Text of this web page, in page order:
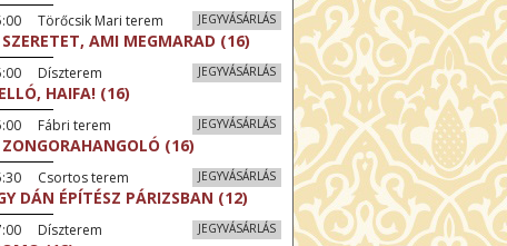
JEGYVÁSÁRLÁS
Törőcsik Mari terem
AMI MEGMARAD (16)
JEGYVÁSÁRLÁS
Díszterem
HAIFA! (16)
JEGYVÁSÁRLÁS
Fábri terem
(16)
JEGYVÁSÁRLÁS
Csortos terem
DÁN ÉPÍTÉSZ PÁRIZSBAN (12)
JEGYVÁSÁRLÁS
Díszterem